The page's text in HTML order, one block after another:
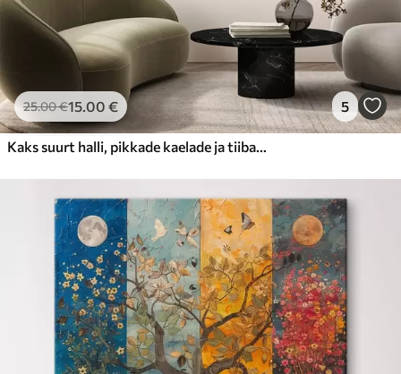
25.00€15.00 € 5
Kaks suurt halli, pikkade kaelade ja tiibadega kraanat, mis seisavad puudest ümbritsetud udujärves